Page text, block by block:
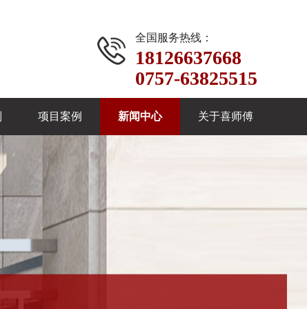
全国服务热线：
18126637668
0757-63825515
项目案例 新闻中心 关于喜师傅